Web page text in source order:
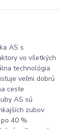
AS s
vo všetkých
technológia
veľmi dobrú
ceste
AS sú
zubov
40 %